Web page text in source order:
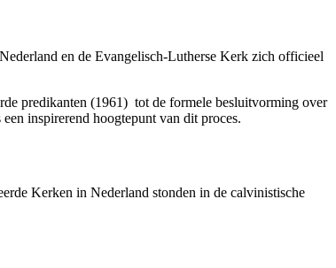
en de Evangelisch-Lutherse Kerk zich officieel
predikanten (1961) tot de formele besluitvorming over
inspirerend hoogtepunt van dit proces.
Kerken in Nederland stonden in de calvinistische